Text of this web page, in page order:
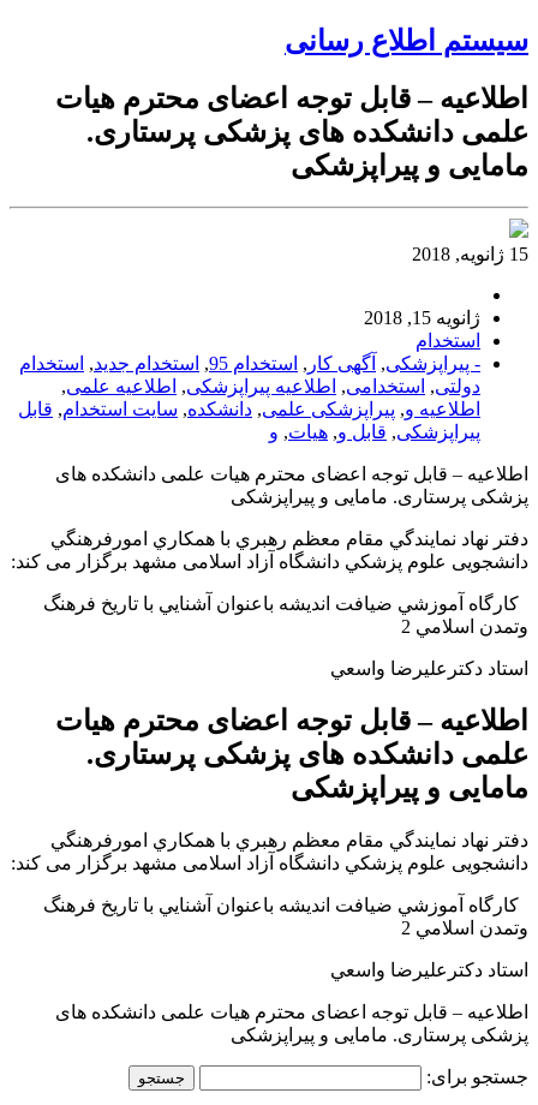
سیستم اطلاع رسانی
اطلاعيه – قابل توجه اعضای محترم هيات
علمی دانشكده های پزشكی پرستاری.
مامايی و پيراپزشكی
15 ژانویه, 2018
ژانویه 15, 2018
استخدام
- پيراپزشكی, آگهی کار , استخدام 95 , استخدام جدید, استخدام
دولتی, استخدامی, اطلاعيه پيراپزشكی, اطلاعيه علمی,
اطلاعيه و, پيراپزشكی علمی, دانشكده, سایت استخدام, قابل
پيراپزشكی, قابل و, هيات, و
اطلاعيه – قابل توجه اعضای محترم هيات علمی دانشكده های
پزشكی پرستاری. مامايی و پيراپزشكی
دفتر نهاد نمايندگي مقام معظم رهبري با همكاري امورفرهنگي
دانشجويی علوم پزشكي دانشگاه آزاد اسلامی مشهد برگزار می کند:
كارگاه آموزشي ضيافت انديشه باعنوان آشنايي با تاريخ فرهنگ
وتمدن اسلامي 2
استاد دكترعليرضا واسعي
اطلاعيه – قابل توجه اعضای محترم هيات
علمی دانشكده های پزشكی پرستاری.
مامايی و پيراپزشكی
دفتر نهاد نمايندگي مقام معظم رهبري با همكاري امورفرهنگي
دانشجويی علوم پزشكي دانشگاه آزاد اسلامی مشهد برگزار می کند:
كارگاه آموزشي ضيافت انديشه باعنوان آشنايي با تاريخ فرهنگ
وتمدن اسلامي 2
استاد دكترعليرضا واسعي
اطلاعيه – قابل توجه اعضای محترم هيات علمی دانشكده های
پزشكی پرستاری. مامايی و پيراپزشكی
جستجو برای: